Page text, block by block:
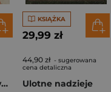
Maria i Jackie wyd. 2
KSIĄŻKA
29,99 zł
44,90 zł - sugerowana
cena detaliczna
Ulotne nadzieje